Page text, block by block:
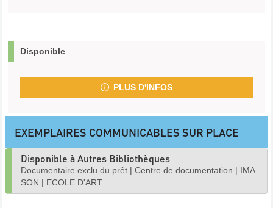
Disponible
PLUS D'INFOS
EXEMPLAIRES COMMUNICABLES SUR PLACE
Disponible à Autres Bibliothèques
Documentaire exclu du prêt | Centre de documentation | IMA
SON | ECOLE D'ART